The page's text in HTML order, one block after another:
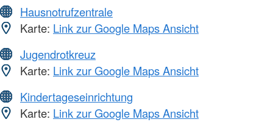
Hausnotrufzentrale
Karte: Link zur Google Maps Ansicht
Jugendrotkreuz
Karte: Link zur Google Maps Ansicht
Kindertageseinrichtung
Karte: Link zur Google Maps Ansicht